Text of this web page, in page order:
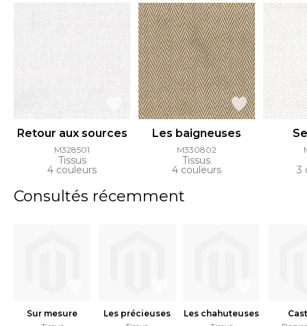
Retour aux sources
M328501
Tissus
4 couleurs
Les baigneuses
M330802
Tissus
4 couleurs 3
Consultés récemment
Sur mesure
Les précieuses
Les chahuteuses